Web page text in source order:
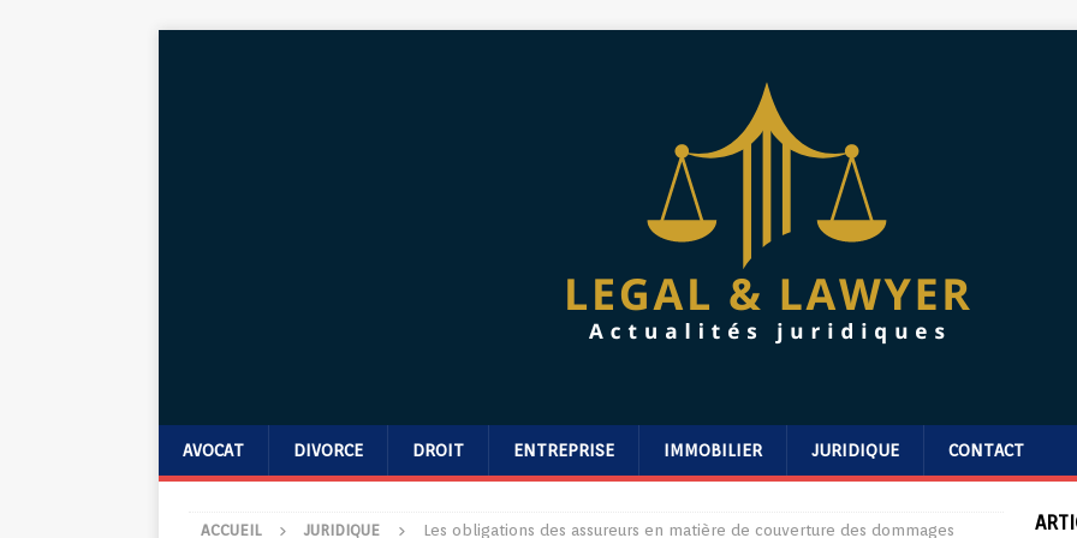
AVOCAT DIVORCE DROIT ENTREPRISE IMMOBILIER JURIDIQUE CONTACT
ACCUEIL JURIDIQUE
Les obligations des assureurs en matière de couverture des dommages